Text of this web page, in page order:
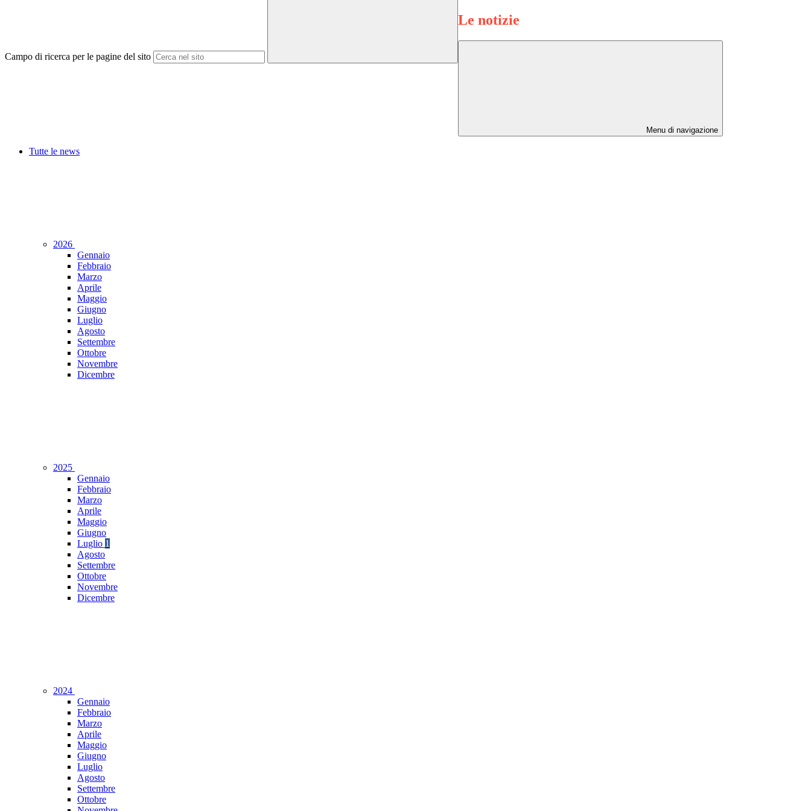
Campo di ricerca per le pagine del sito
Le notizie
Menu di navigazione
Tutte le news
2026
Gennaio
Febbraio
Marzo
Aprile
Maggio
Giugno
Luglio
Agosto
Settembre
Ottobre
Novembre
Dicembre
2025
Gennaio
Febbraio
Marzo
Aprile
Maggio
Giugno
Luglio 1
Agosto
Settembre
Ottobre
Novembre
Dicembre
2024
Gennaio
Febbraio
Marzo
Aprile
Maggio
Giugno
Luglio
Agosto
Settembre
Ottobre